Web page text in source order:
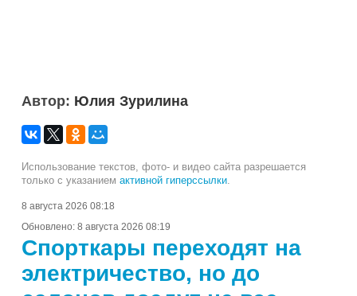
Автор: Юлия Зурилина
Использование текстов, фото- и видео сайта разрешается
только с указанием активной гиперссылки
8 августа 2026 08:18
Обновлено: 8 августа 2026 08:19
Спорткары переходят на
электричество, но до